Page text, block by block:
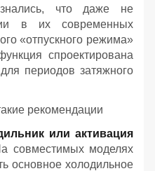
что даже не
в их современных
«отпускного режима»
спроектирована
периодов затяжного
рекомендации
или активация
совместимых моделях
основное холодильное